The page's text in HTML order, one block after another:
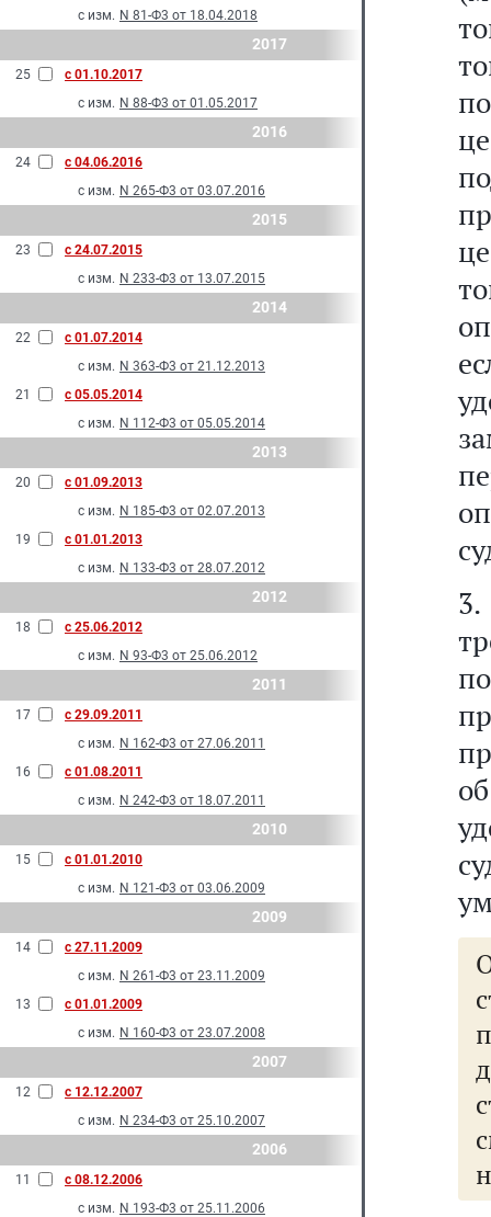
с изм. N 81-Ф3 от 18.04.2018
2017
25
с 01.10.2017
с изм. N 88-Ф3 от 01.05.2017
2016
24
с 04.06.2016
с изм. N 265-Ф3 от 03.07.2016
2015
23
с 24.07.2015
с изм. N 233-Ф3 от 13.07.2015
2014
22
с 01.07.2014
с изм. N 363-Ф3 от 21.12.2013
21
с 05.05.2014
с изм. N 112-Ф3 от 05.05.2014
2013
20
с 01.09.2013
с изм. N 185-Ф3 от 02.07.2013
19
с 01.01.2013
с изм. N 133-Ф3 от 28.07.2012
2012
18
с 25.06.2012
с изм. N 93-Ф3 от 25.06.2012
2011
17
с 29.09.2011
с изм. N 162-Ф3 от 27.06.2011
16
с 01.08.2011
с изм. N 242-Ф3 от 18.07.2011
2010
15
с 01.01.2010
с изм. N 121-Ф3 от 03.06.2009
2009
14
с 27.11.2009
с изм. N 261-Ф3 от 23.11.2009
13
с 01.01.2009
с изм. N 160-Ф3 от 23.07.2008
2007
12
с 12.12.2007
с изм. N 234-Ф3 от 25.10.2007
2006
11
с 08.12.2006
с изм. N 193-Ф3 от 25.11.2006
3.